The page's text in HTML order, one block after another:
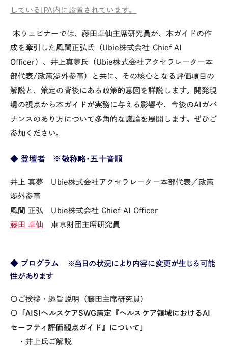
しているIPA内に設置されています。
本ウェビナーでは、藤田卓仙主席研究員が、本ガイドの作
成を牽引した風間正弘氏（ Ubie株式会社 Chief AI
Officer ）、井上真夢氏（ Ubie株式会社アクセラレーター本
部代表/政策渉外参事）と共に、その核心となる評価項目の
解説と、策定の背後にある政策的意図を詳説します。開発現
場の視点から本ガイドが実務に与える影響や、今後のAI ガバ
ナンスのあり方について多角的な議論を展開します。ぜひご
参加ください。
◆ 登壇者 ※敬称略・五十音順
井上 真夢 Ubie株式会社アクセラレーター本部代表／政策
渉外参事
風間 正弘 Ubie株式会社 Chief AI Officer
藤田 卓仙 東京財団主席研究員
◆ プログラム
※当日の状況により内容に変更が生じる可能
性があります
〇ご挨拶・趣旨説明（藤田主席研究員）
〇 「AISIヘルスケアSWG策定『ヘルスケア領域におけるAI
セーフティ評価観点ガイド』について」
・井上氏ご解説